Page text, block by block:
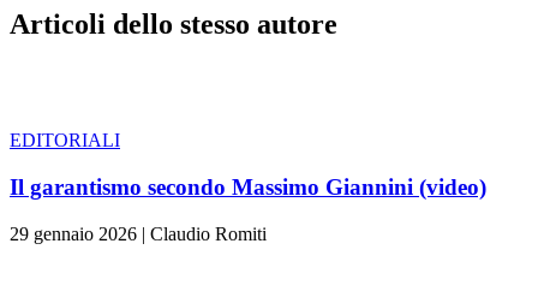
Articoli dello stesso autore
EDITORIALI
Il garantismo secondo Massimo Giannini (video)
29 gennaio 2026 | Claudio Romiti